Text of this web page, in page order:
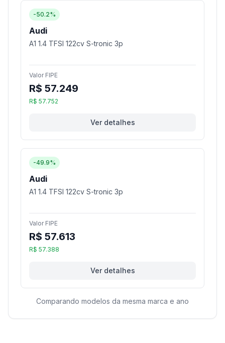
-50.2%
Audi
A1 1.4 TFSI 122cv S-tronic 3p
Valor FIPE
R$ 57.249
R$ 57.752
Ver detalhes
-49.9%
Audi
A1 1.4 TFSI 122cv S-tronic 3p
Valor FIPE
R$ 57.613
R$ 57.388
Ver detalhes
Comparando modelos da mesma marca e ano